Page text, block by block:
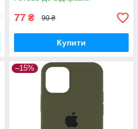
77 ₴ 90 ₴
Купити
–15%